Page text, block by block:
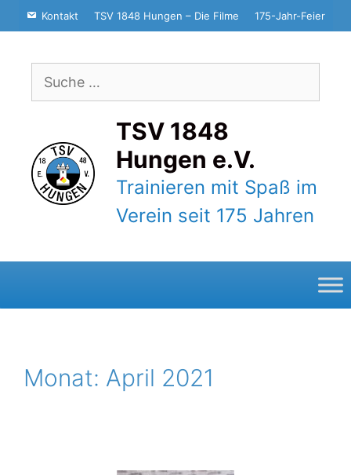
Zum
Kontakt TSV 1848 Hungen – Die Filme 175-Jahr-Feier
Suche
nach:
TSV 1848
Hungen e.V.
Trainieren mit Spaß im
Verein seit 175 Jahren
Monat: April 2021